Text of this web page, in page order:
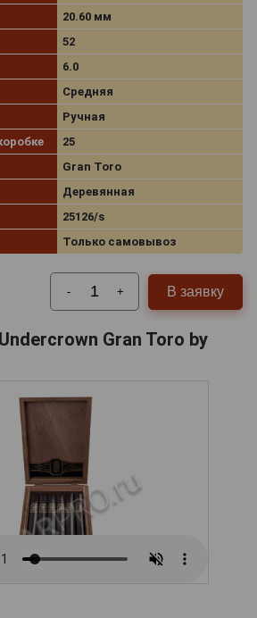
20.60 мм
52
6.0
Средняя
Ручная
25
Gran Toro
Деревянная
25126/s
Только самовывоз
- + В заявку
Gran Toro by